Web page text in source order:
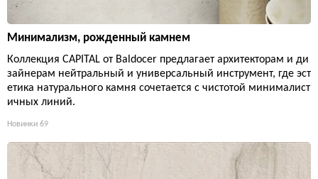
Минимализм, рожденный камнем
Коллекция CAPITAL от Baldocer предлагает архитекторам и ди
зайнерам нейтральный и универсальный инструмент, где эст
етика натурального камня сочетается с чистотой минималист
ичных линий.
Новинки 69